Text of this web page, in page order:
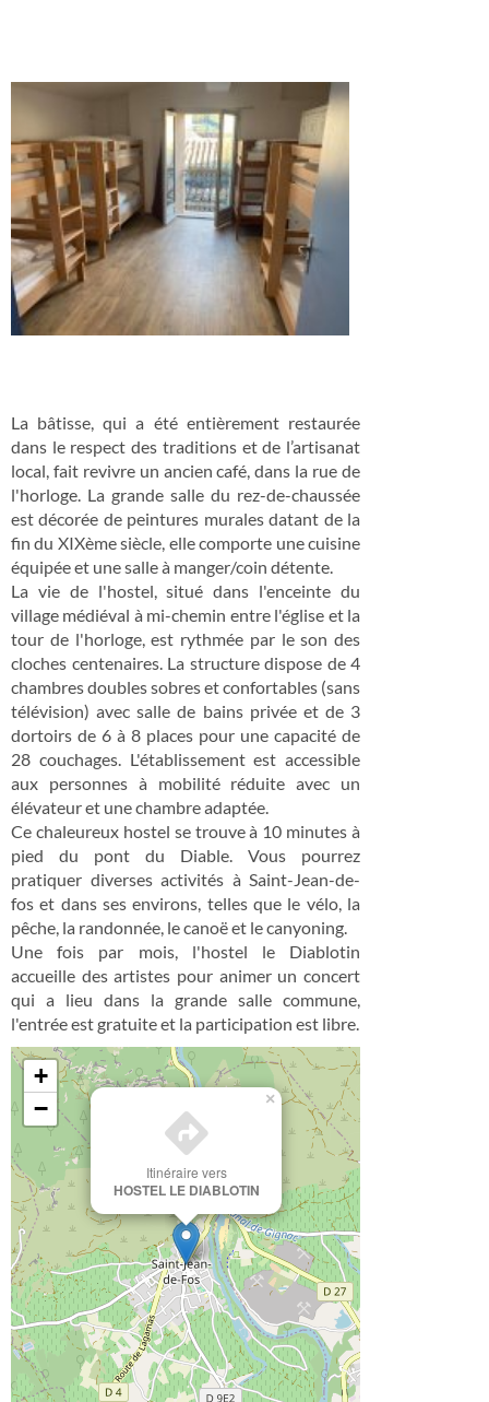
La bâtisse, qui a été entièrement restaurée
dans le respect des traditions et de l’artisanat
local, fait revivre un ancien café, dans la rue de
l'horloge. La grande salle du rez-de-chaussée
est décorée de peintures murales datant de la
fin du XIXème siècle, elle comporte une cuisine
équipée et une salle à manger/coin détente.
La vie de l'hostel, situé dans l'enceinte du
village médiéval à mi-chemin entre l'église et la
tour de l'horloge, est rythmée par le son des
cloches centenaires. La structure dispose de 4
chambres doubles sobres et confortables (sans
télévision) avec salle de bains privée et de 3
dortoirs de 6 à 8 places pour une capacité de
28 couchages. L'établissement est accessible
aux personnes à mobilité réduite avec un
élévateur et une chambre adaptée.
Ce chaleureux hostel se trouve à 10 minutes à
pied du pont du Diable. Vous pourrez
pratiquer diverses activités à Saint-Jean-de-
fos et dans ses environs, telles que le vélo, la
pêche, la randonnée, le canoë et le canyoning.
Une fois par mois, l'hostel le Diablotin
accueille des artistes pour animer un concert
qui a lieu dans la grande salle commune,
l'entrée est gratuite et la participation est libre.
Itinéraire vers
HOSTEL LE DIABLOTIN
×
+
−